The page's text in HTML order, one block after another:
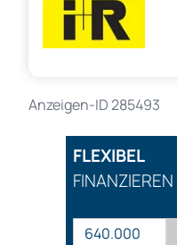
Anzeigen-ID 285493
FLEXIBEL
FINANZIEREN